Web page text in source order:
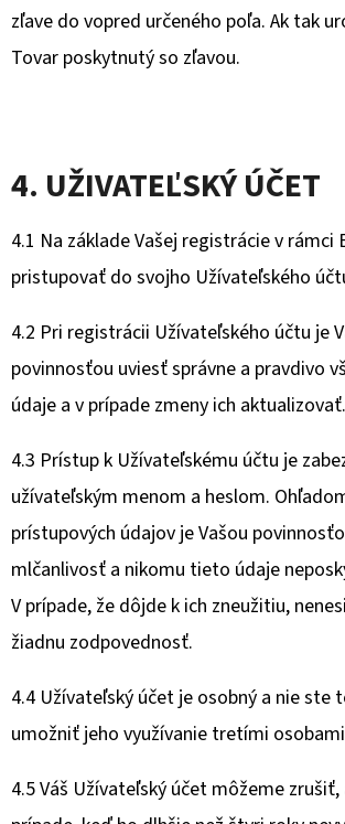
zľave do vopred určeného poľa. Ak tak
Tovar poskytnutý so zľavou.
4. UŽIVATEĽSKÝ ÚČET
4.1 Na základe Vašej registrácie v rámci
pristupovať do svojho Užívateľského
4.2 Pri registrácii Užívateľského účtu je
povinnosťou uviesť správne a pravdivo
údaje a v prípade zmeny ich aktualizovať.
4.3 Prístup k Užívateľskému účtu je
užívateľským menom a heslom.
prístupových údajov je Vašou
mlčanlivosť a nikomu tieto údaje
V prípade, že dôjde k ich zneužitiu,
žiadnu zodpovednosť.
4.4 Užívateľský účet je osobný a nie ste
umožniť jeho využívanie tretími
4.5 Váš Užívateľský účet môžeme